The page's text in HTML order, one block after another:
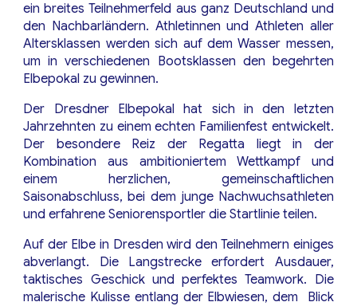
ein breites Teilnehmerfeld aus ganz Deutschland und
den Nachbarländern. Athletinnen und Athleten aller
Altersklassen werden sich auf dem Wasser messen,
um in verschiedenen Bootsklassen den begehrten
Elbepokal zu gewinnen.
Der Dresdner Elbepokal hat sich in den letzten
Jahrzehnten zu einem echten Familienfest entwickelt.
Der besondere Reiz der Regatta liegt in der
Kombination aus ambitioniertem Wettkampf und
einem herzlichen, gemeinschaftlichen
Saisonabschluss, bei dem junge Nachwuchsathleten
und erfahrene Seniorensportler die Startlinie teilen.
Auf der Elbe in Dresden wird den Teilnehmern einiges
abverlangt. Die Langstrecke erfordert Ausdauer,
taktisches Geschick und perfektes Teamwork. Die
malerische Kulisse entlang der Elbwiesen, dem Blick